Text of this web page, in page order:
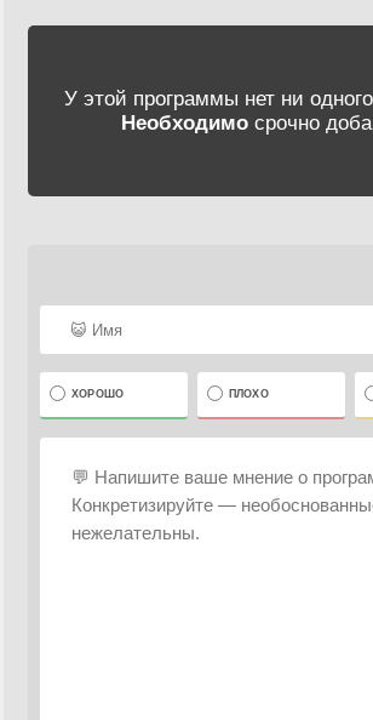
У этой программы нет ни
Необходимо срочно
ХОРОШО ПЛОХО